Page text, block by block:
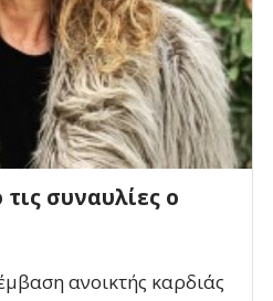
συναυλίες ο
ανοικτής καρδιάς